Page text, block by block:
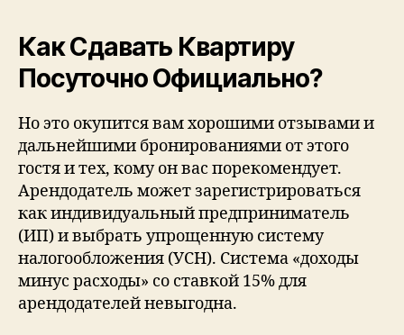
Как Сдавать Квартиру
Посуточно Официально?
Но это окупится вам хорошими отзывами и
дальнейшими бронированиями от этого
гостя и тех, кому он вас порекомендует.
Арендодатель может зарегистрироваться
как индивидуальный предприниматель
(ИП) и выбрать упрощенную систему
налогообложения (УСН). Система «доходы
минус расходы» со ставкой 15% для
арендодателей невыгодна.